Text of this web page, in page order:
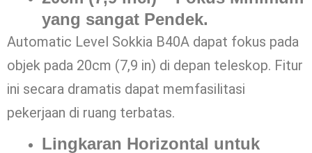
yang sangat Pendek.
Automatic Level Sokkia B40A dapat fokus pada
objek pada 20cm (7,9 in) di depan teleskop. Fitur
ini secara dramatis dapat memfasilitasi
pekerjaan di ruang terbatas.
Lingkaran Horizontal untuk